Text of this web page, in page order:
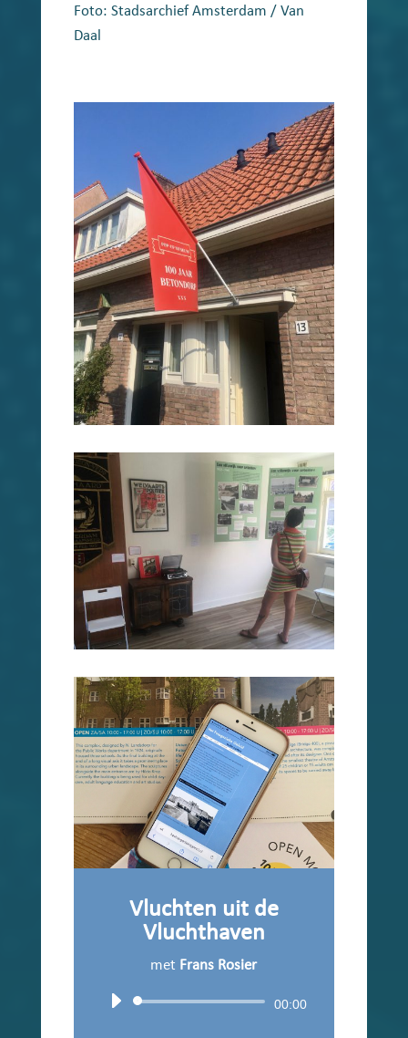
Foto: Stadsarchief Amsterdam / Van
Daal
Vluchten uit de
Vluchthaven
met Frans Rosier
Audiospeler00:00